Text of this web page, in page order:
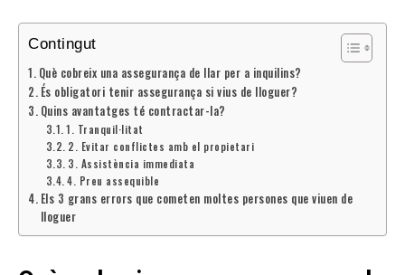
Contingut
Què cobreix una assegurança de llar per a inquilins?
És obligatori tenir assegurança si vius de lloguer?
Quins avantatges té contractar-la?
1. Tranquil·litat
2. Evitar conflictes amb el propietari
3. Assistència immediata
4. Preu assequible
Els 3 grans errors que cometen moltes persones que viuen de
lloguer